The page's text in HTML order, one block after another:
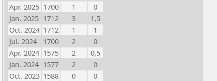
Apr. 2025 1700 1
0
Jan. 2025 1712 3
1,5
Oct. 2024 1712 1
1
Jul. 2024
1700 2
0
Apr. 2024 1575 2
0,5
Jan. 2024 1577 2
0
Oct. 2023 1588 0
0